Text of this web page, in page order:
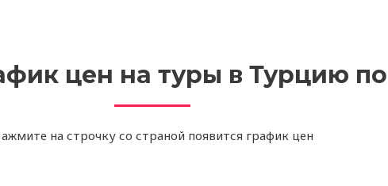
цен на туры в Турцию
на строчку со страной появится график цен